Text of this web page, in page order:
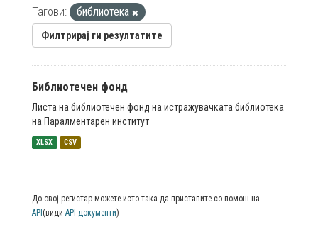
Тагови:
библиотека
Филтрирај ги резултатите
Библиотечен фонд
Листа на библиотечен фонд на истражувачката библиотека
на Паралментарен институт
XLSX CSV
До овој регистар можете исто така да пристапите со помош на
API (види API документи)